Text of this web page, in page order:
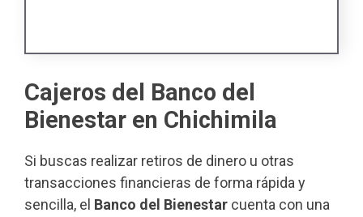
Cajeros del Banco del
Bienestar en Chichimila
Si buscas realizar retiros de dinero u otras
transacciones financieras de forma rápida y
sencilla, el Banco del Bienestar cuenta con una